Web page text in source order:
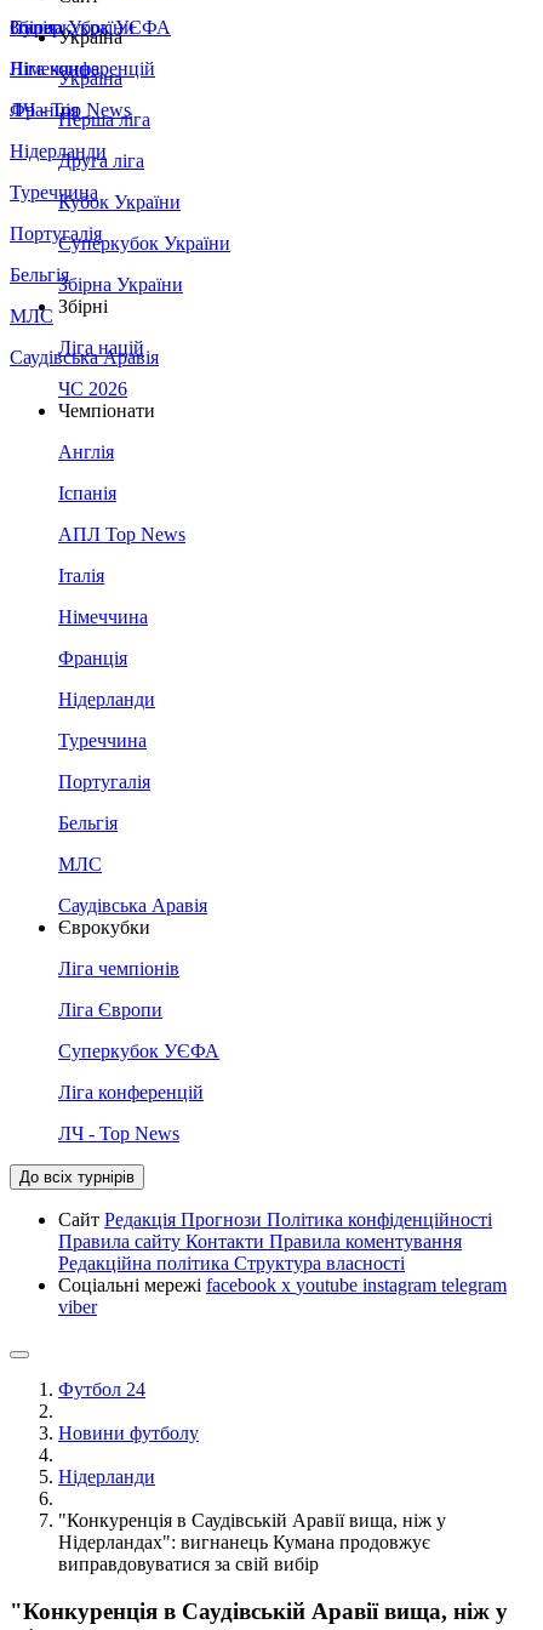
Збірна України
Італія
Німеччина
Франція
Нідерланди
Туреччина
Португалія
Бельгія
МЛС
Саудівська Аравія
Суперкубок УЄФА
Ліга конференцій
ЛЧ - Top News
Україна
Україна
Перша ліга
Друга ліга
Кубок України
Суперкубок України
Збірна України
Збірні
Ліга націй
ЧС 2026
Чемпіонати
Англія
Іспанія
АПЛ Top News
Італія
Німеччина
Франція
Нідерланди
Туреччина
Португалія
Бельгія
МЛС
Саудівська Аравія
Єврокубки
Ліга чемпіонів
Ліга Європи
Суперкубок УЄФА
Ліга конференцій
ЛЧ - Top News
До всіх турнірів
Сайт Редакція Прогнози Політика конфіденційності
Правила сайту Контакти Правила коментування
Редакційна політика Структура власності
Соціальні мережі facebook x youtube instagram telegram
viber
Футбол 24
Новини футболу
Нідерланди
"Конкуренція в Саудівській Аравії вища, ніж у
Нідерландах": вигнанець Кумана продовжує
виправдовуватися за свій вибір
"Конкуренція в Саудівській Аравії вища, ніж у